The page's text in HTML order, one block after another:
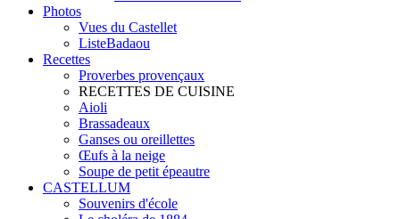
Photos
Vues du Castellet
ListeBadaou
Recettes
Proverbes provençaux
RECETTES DE CUISINE
Aioli
Brassadeaux
Ganses ou oreillettes
Œufs à la neige
Soupe de petit épeautre
CASTELLUM
Souvenirs d'école